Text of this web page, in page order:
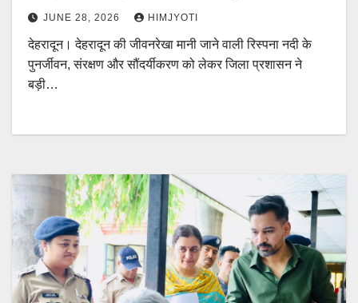
JUNE 28, 2026 HIMJYOTI
देहरादून। देहरादून की जीवनरेखा मानी जाने वाली रिस्पना नदी के
पुनर्जीवन, संरक्षण और सौंदर्यीकरण को लेकर जिला प्रशासन ने
बड़ी…